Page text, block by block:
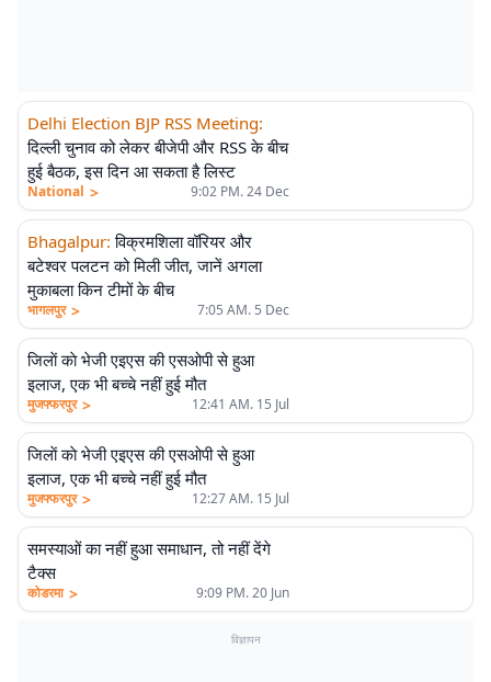
Delhi Election BJP RSS Meeting:
दिल्ली चुनाव को लेकर बीजेपी और RSS के बीच
हुई बैठक, इस दिन आ सकता है लिस्ट
National > 9:02 PM. 24 Dec
Bhagalpur: विक्रमशिला वॉरियर और
बटेश्वर पलटन को मिली जीत, जानें अगला
मुकाबला किन टीमों के बीच
भागलपुर > 7:05 AM. 5 Dec
जिलाें काे भेजी एइएस की एसओपी से हुआ
इलाज, एक भी बच्चे नहीं हुई मौत
मुजफ्फरपुर > 12:41 AM. 15 Jul
जिलाें काे भेजी एइएस की एसओपी से हुआ
इलाज, एक भी बच्चे नहीं हुई मौत
मुजफ्फरपुर > 12:27 AM. 15 Jul
समस्याओं का नहीं हुआ समाधान, तो नहीं देंगे
टैक्स
कोडरमा > 9:09 PM. 20 Jun
विज्ञापन